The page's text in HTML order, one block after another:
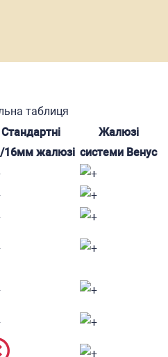
таблиця
Стандартні
16мм жалюзі
Жалюзі
системи Венус